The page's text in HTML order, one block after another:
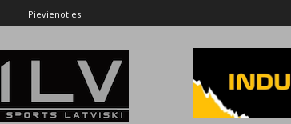
Pievienoties